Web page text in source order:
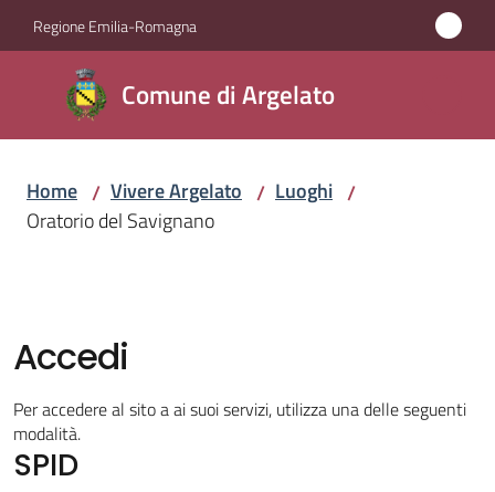
Vai al contenuto
Vai alla navigazione
Vai al footer
Regione Emilia-Romagna
Comune di Argelato
Comune
di
Argelato
Amministrazione
Servizi
Vivere
Argelato
Home / Vivere Argelato / Luoghi /
Oratorio del Savignano
Accedi
Per accedere al sito a ai suoi servizi, utilizza una delle seguenti
modalità.
SPID